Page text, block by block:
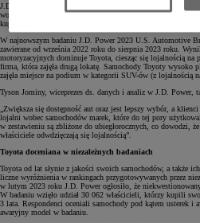
J.D. Power od 50 lat analizuje rynek motoryzacyjny, a od 5
wobec marek. Analitycy firmy, korzystając z danych Power
kupują tę samą markę, decydując się na nowszy model.
W najnowszym badaniu J.D. Power 2023 U.S. Automotive
zawierane od września 2022 roku do sierpnia 2023 roku.
motoryzacyjnych dominuje Toyota, ciesząc się lojalnością
firma, która zajęła drugą lokatę. Samochody Toyoty wysoko
zajęła miejsce na podium w kategorii SUV-ów (z lojalnością
Tyson Jominy, wiceprezes ds. danych i analiz w J.D. Power,
„Zwiększa się dostępność aut oraz jest lepszy wybór, a
lojalni wobec samochodów marek, które do tej pory
w zestawieniu są zbliżone do ubiegłorocznych, co dowodzi,
właściciele odwdzięczają się lojalnością”.
Toyota doceniana w niezależnych badaniach
Toyota od lat słynie z jakości swoich samochodów, a także
liczne wyróżnienia w rankingach przygotowywanych przez
w lutym 2023 roku J.D. Power ogłosiło, że
W badaniu wzięło udział 30 062 właścicieli, którzy kupili
3 lata. Respondenci oceniali samochody pod kątem usterek i
awaryjny model w badaniu.